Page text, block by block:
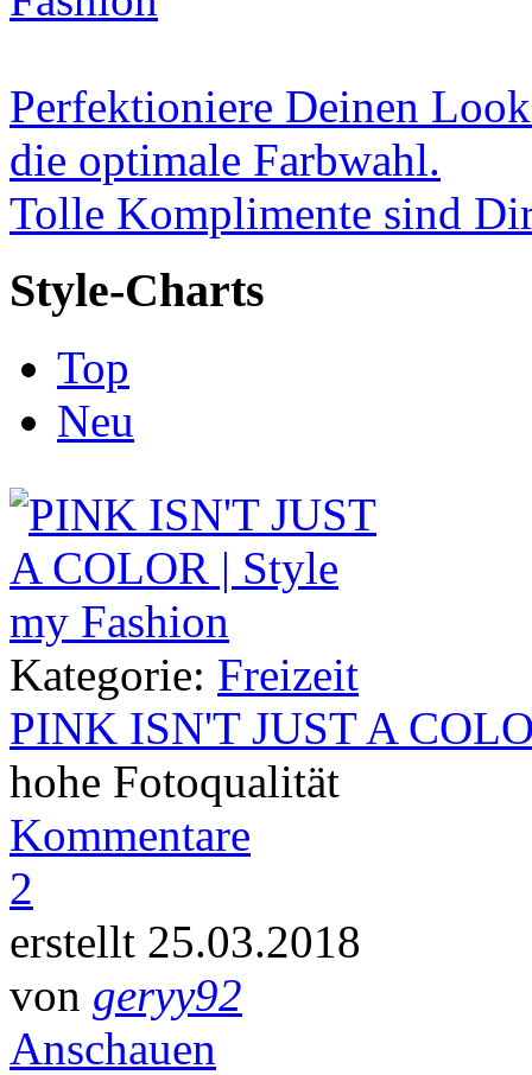
Perfektioniere Deinen
die optimale Farbwahl.
Tolle Komplimente sind
Style-Charts
Top
Neu
Kategorie: Freizeit
PINK ISN'T JUST A
hohe Fotoqualität
Kommentare
2
erstellt 25.03.2018
von geryy92
Anschauen